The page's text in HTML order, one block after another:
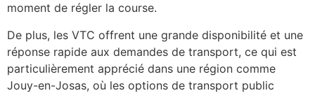
moment de régler la course.
De plus, les VTC offrent une grande disponibilité et une
réponse rapide aux demandes de transport, ce qui est
particulièrement apprécié dans une région comme
Jouy-en-Josas, où les options de transport public